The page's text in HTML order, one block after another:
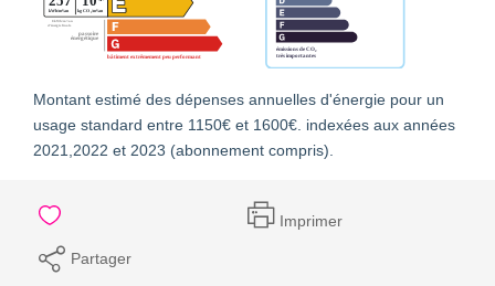
Montant estimé des dépenses annuelles d'énergie pour un
usage standard entre 1150€ et 1600€. indexées aux années
2021,2022 et 2023 (abonnement compris).
Imprimer
Partager